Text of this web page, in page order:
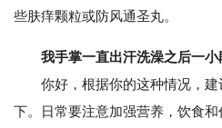
些肤痒颗粒或防风通圣丸。
我手掌一直出汗洗澡之后一
你好，根据你的这种情况，建
下。日常要注意加强营养，饮食